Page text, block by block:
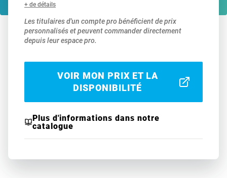
+ de détails
Les titulaires d'un compte pro bénéficient de prix
personnalisés et peuvent commander directement
depuis leur espace pro.
VOIR MON PRIX ET LA
DISPONIBILITÉ
Plus d'informations dans notre
catalogue